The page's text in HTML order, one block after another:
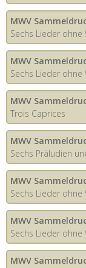
MWV
Sechs Lieder ohne
MWV
Sechs Lieder ohne
MWV
Trois Caprices
MWV
Sechs Präludien
MWV
Sechs Lieder ohne
MWV
Sechs Lieder ohne
MWV